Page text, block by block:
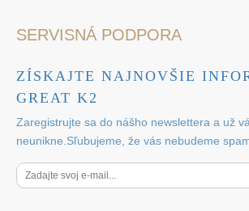
SERVISNÁ PODPORA
ZÍSKAJTE NAJNOVŠIE
GREAT K2
Zaregistrujte sa do nášho newslettera a už
neunikne.Sľubujeme, že vás nebudeme